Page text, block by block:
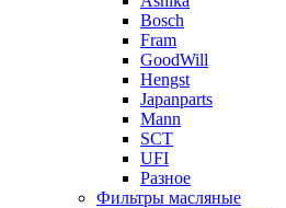
Bosch
Fram
GoodWill
Hengst
Japanparts
Mann
SCT
UFI
Разное
Фильтры масляные